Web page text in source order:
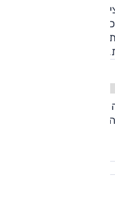
181 כ"ס) מציע ביצועים נאותים ברוב
בעומס בינוני המנוע
ההילוכים לרוב נעימה
11.7 ק"מ/ל'. יש להניח שנתון זה ישתפר